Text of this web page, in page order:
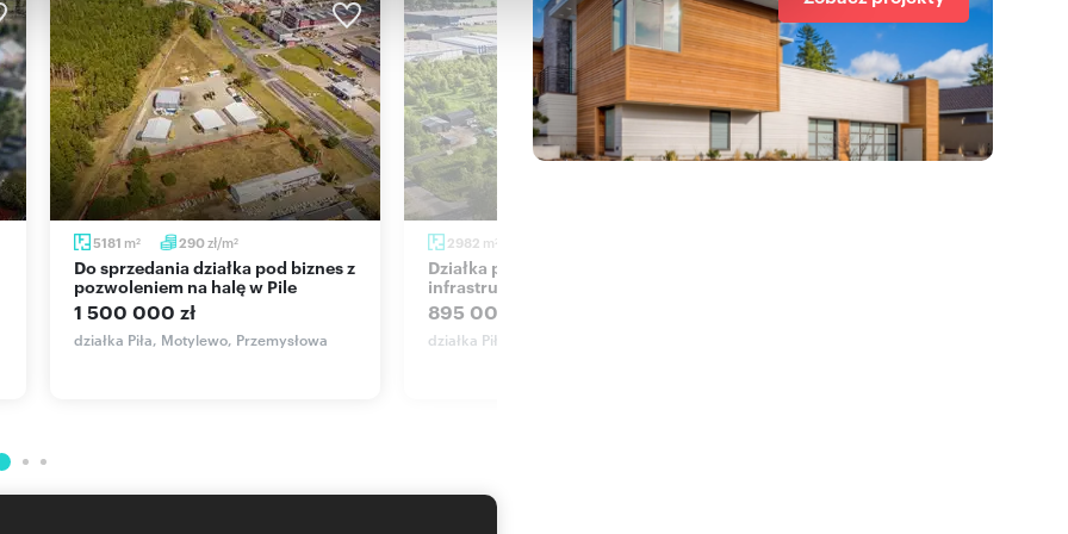
5181 m2 290zł/m2
Do sprzedania działka pod biznes z
pozwoleniem na halę w Pile
1 500 000 zł
działka Piła, Motylewo, Przemysłowa
2982 m 2
Działka przemysłowa 2982 m² z
infrastrukturą, blisko obwodnicy.
895 000 zł
działka Piła, Motylewo, Ceramiczna